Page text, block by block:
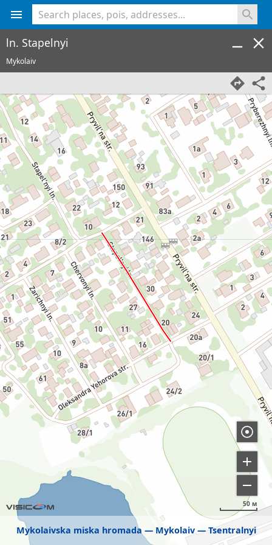
Mykolaivska miska hromada Mykolaiv Tsentralnyi
50 м
ln. Stapelnyi
Mykolaiv
<% console.log(hcard) %>